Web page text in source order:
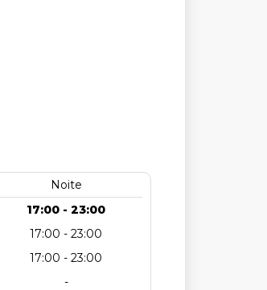
Noite
17:00 - 23:00
17:00 - 23:00
17:00 - 23:00
-